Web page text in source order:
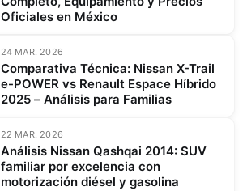
Oficiales en México
24 MAR. 2026
Comparativa Técnica: Nissan X-Trail
e-POWER vs Renault Espace Híbrido
2025 – Análisis para Familias
22 MAR. 2026
Análisis Nissan Qashqai 2014: SUV
familiar por excelencia con
motorización diésel y gasolina